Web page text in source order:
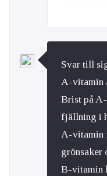
Svar till
A-vitamin
Brist på
fjällning i
A-vitamin
grönsaker
B-vitamin